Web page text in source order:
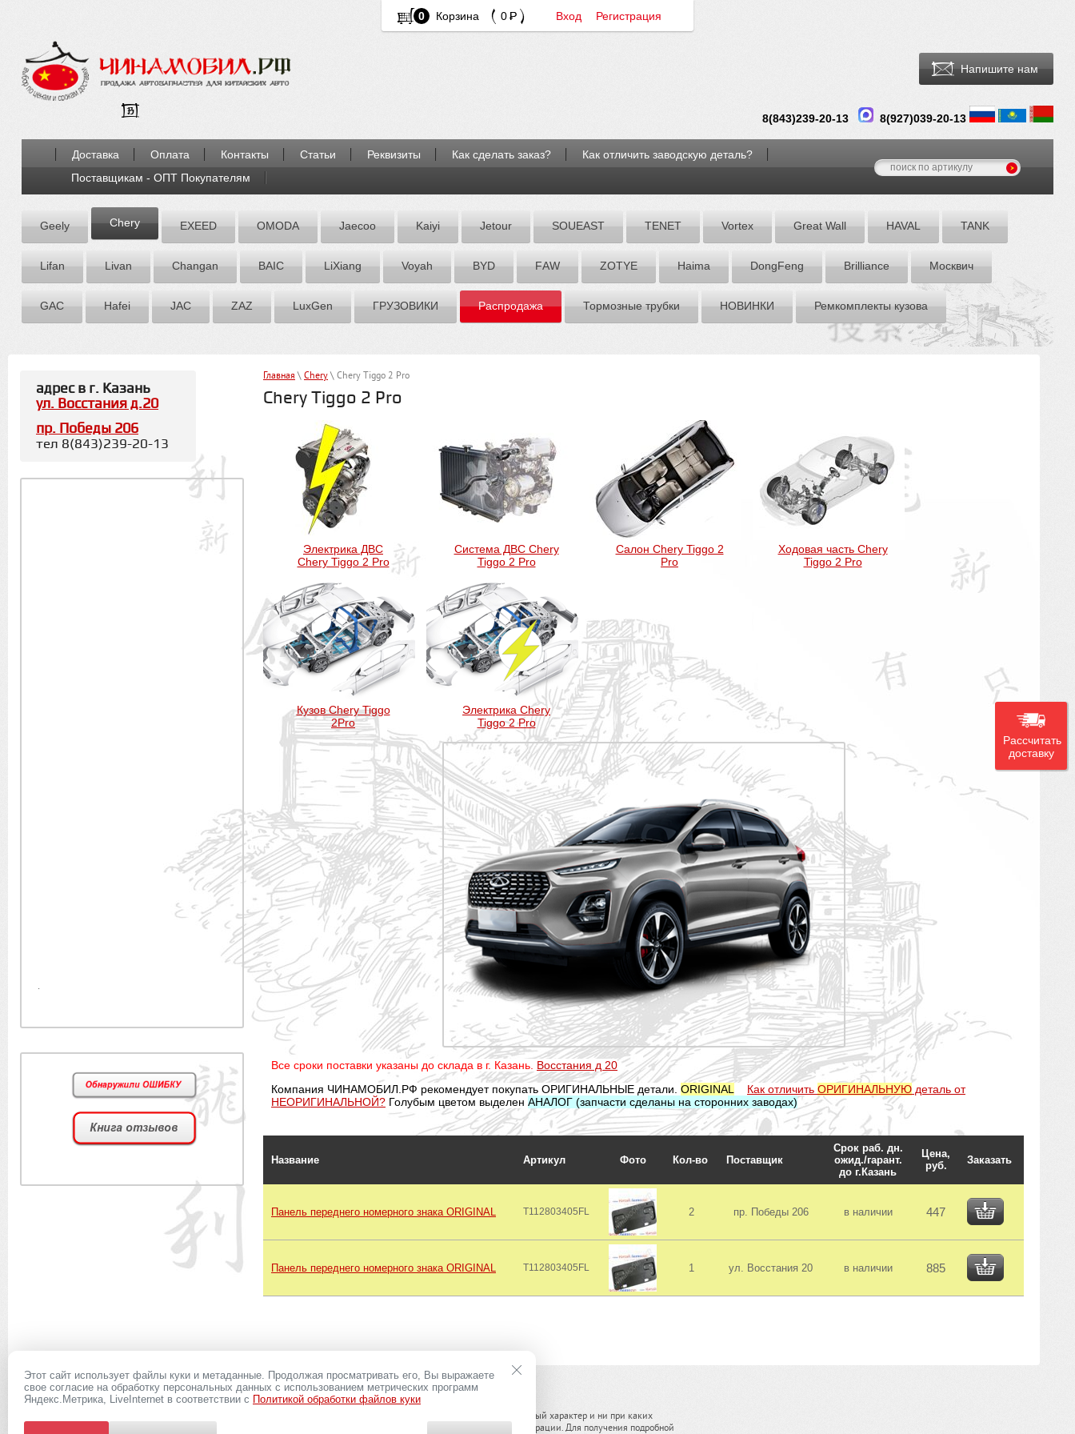
0 Корзина 0 Вход Регистрация
Напишите нам
8(843)239-20-13 8(927)039-20-13
Доставка Оплата Контакты Статьи Реквизиты Как сделать заказ?
Как отличить заводскую деталь?
Поставщикам - ОПТ Покупателям
Geely Chery EXEED OMODA Jaecoo Kaiyi Jetour SOUEAST TENET Vortex Great Wall HAVAL TANK
Lifan Livan Chаngаn BAIC LiXiang Voyah BYD FАW ZOTYE Hаimа DоngFeng Brilliance Москвич
GAC Hafei JAC ZАZ LuxGen ГРУЗОВИКИ Распродажа Тормозные трубки НОВИНКИ Ремкомплекты кузова
Главная \ Chery \ Chery Tiggo 2 Pro
Chery Tiggo 2 Pro
Электрика ДВС
Chery Tiggo 2 Pro
Система ДВС Chery
Tiggo 2 Pro
Салон Chery Tiggo 2
Pro
Ходовая часть Chery
Tiggo 2 Pro
Кузов Chery Tiggo
2Pro
Электрика Chery
Tiggo 2 Pro
Все сроки поставки указаны до склада в г. Казань. Восстания д 20
Компания ЧИНАМОБИЛ.РФ рекомендует покупать ОРИГИНАЛЬНЫЕ детали. ORIGINAL Как отличить ОРИГИНАЛЬНУЮ деталь от
НЕОРИГИНАЛЬНОЙ? Голубым цветом выделен АНАЛОГ (запчасти сделаны на сторонних заводах)
Название Артикул Фото Кол-во Поставщик
Срок раб. дн.
ожид./гарант.
до г.Казань
Цена,
руб.
Заказать
Панель переднего номерного знака ORIGINAL T112803405FL 2 пр. Победы 206 в наличии 447
Панель переднего номерного знака ORIGINAL T112803405FL 1 ул. Восстания 20 в наличии 885
адрес в г. Казань
ул. Восстания д.20
пр. Победы 206
тел 8(843)239-20-13
.
8(927)039-20-13
Вся представленная на сайте информация, касающаяся запасных частей, дополнительного оборудования носит информационный характер и ни при каких
условиях не является публичной офертой, определяемой положениями Статьи 437 (2) Гражданского кодекса Российской Федерации. Для получения подробной
Этот сайт использует файлы куки и метаданные. Продолжая просматривать его, Вы выражаете
свое согласие на обработку персональных данных с использованием метрических программ
Яндекс.Метрика, LiveInternet в соответствии с Политикой обработки файлов куки
Рассчитать
доставку